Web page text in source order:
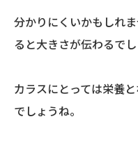
分かりにくいかもしれ
ると大きさが伝わるで
カラスにとっては栄養
でしょうね。